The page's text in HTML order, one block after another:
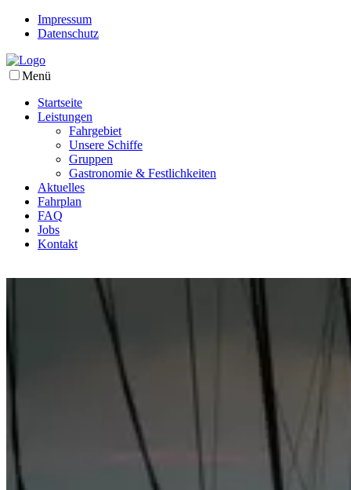
Impressum
Datenschutz
Menü
Startseite
Leistungen
Fahrgebiet
Unsere Schiffe
Gruppen
Gastronomie & Festlichkeiten
Aktuelles
Fahrplan
FAQ
Jobs
Kontakt